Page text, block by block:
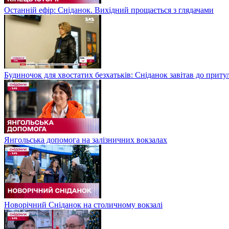
Останній ефір: Сніданок. Вихідний прощається з глядачами
Будиночок для хвостатих безхатьків: Сніданок завітав до
Янгольська допомога на залізничних вокзалах
Новорічний Сніданок на столичному вокзалі